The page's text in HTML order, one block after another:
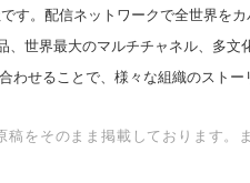
す。配信ネットワークで全世界を
世界最大のマルチチャネル、多文
わせることで、様々な組織のストー
をそのまま掲載しております。